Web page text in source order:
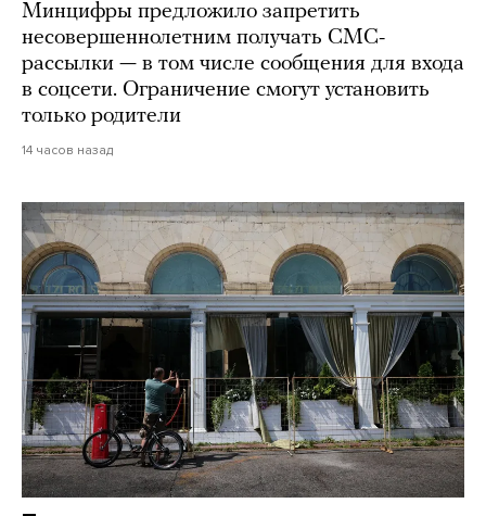
Минцифры предложило запретить
несовершеннолетним получать СМС-
рассылки — в том числе сообщения для входа
в соцсети. Ограничение смогут установить
только родители
14 часов назад